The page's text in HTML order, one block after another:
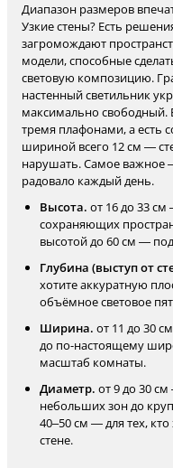
Диапазон размеров
Узкие стены? Есть
загромождают
модели, способные
световую композицию.
настенный светильник
максимально
тремя плафонами, а есть
шириной всего 12 см —
нарушать. Самое важное
радовало каждый день.
Высота. от 16 до 33
сохраняющих
высотой до 60 см —
Глубина (выступ от
хотите аккуратную
объёмное световое
Ширина. от 11 до 30
до по-настоящему
масштаб комнаты.
Диаметр. от 9 до 30
небольших зон до
40–50 см — для тех,
стене.